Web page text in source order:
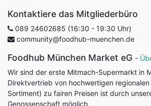
Kontaktiere das Mitgliederbüro
089 24602685 (16:30 - 19:30 Uhr)
community@foodhub-muenchen.de
Foodhub München Market eG -
Wir sind der erste Mitmach-Supermarkt in
Direktvertrieb von hochwertigen
Sortiment) zu fairen Preisen ist durch
Genossenschaft möglich.